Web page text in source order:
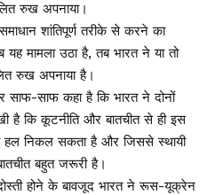
रुख अपनाया।
शांतिपूर्ण तरीके से करने का
मामला उठा है, तब भारत ने या तो
रुख अपनाया है।
साफ-साफ कहा है कि भारत ने दोनों
है कि कूटनीति और बातचीत से ही इस
निकल सकता है और जिससे स्थायी
बहुत जरूरी है।
होने के बावजूद भारत ने रूस-यूक्रेन